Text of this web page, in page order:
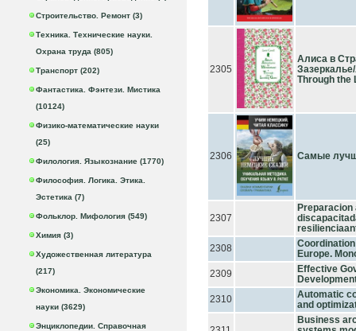
Строительство. Ремонт (3)
Техника. Технические науки.
Охрана труда (805)
Транспорт (202)
Фантастика. Фэнтези. Мистика
(10124)
Физико-математические науки
(25)
Филология. Языкознание (1770)
Философия. Логика. Этика.
Эстетика (7)
Фольклор. Мифология (549)
Химия (3)
Художественная литература
(217)
Экономика. Экономические
науки (3629)
Энциклопедии. Справочная
2305
Алиса в
Through the
2306 Самые
2307
2308
Europe.
2309
Effective
2310
Automatic
and
Business